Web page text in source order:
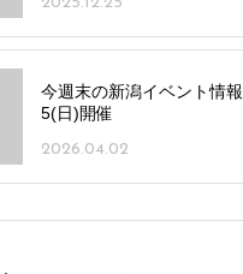
今週末の新潟イベント情
5(日)開催
2026.04.02